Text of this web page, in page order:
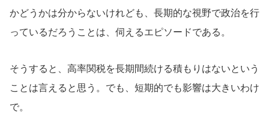
かどうかは分からないけれども、長期的な視野で政治を行
っているだろうことは、伺えるエピソードである。
そうすると、高率関税を長期間続ける積もりはないという
ことは言えると思う。でも、短期的でも影響は大きいわけ
で。